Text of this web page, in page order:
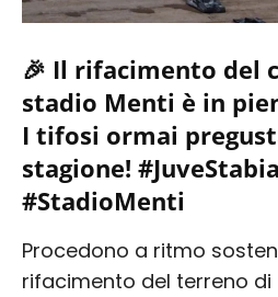
🎉 Il rifacimento del
stadio Menti è in
I tifosi ormai
stagione!
#StadioMenti
Procedono a ritmo
rifacimento del terreno